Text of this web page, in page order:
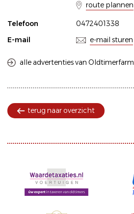
route plannen
Telefoon
0472401338
E-mail
e-mail sturen
alle advertenties van Oldtimerfarm
terug naar overzicht